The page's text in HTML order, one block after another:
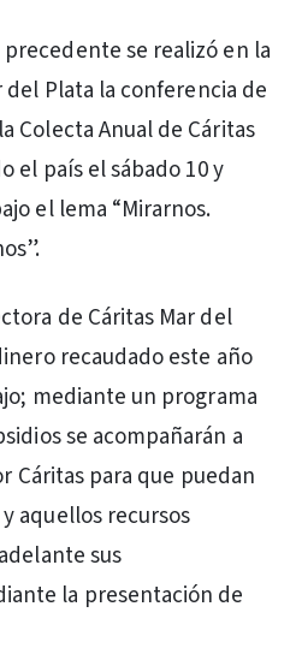
se realizó en la
del Plata la conferencia de
Colecta Anual de Cáritas
el país el sábado 10 y
el lema “Mirarnos.
de Cáritas Mar del
recaudado este año
mediante un programa
se acompañarán a
Cáritas para que puedan
aquellos recursos
sus
la presentación de